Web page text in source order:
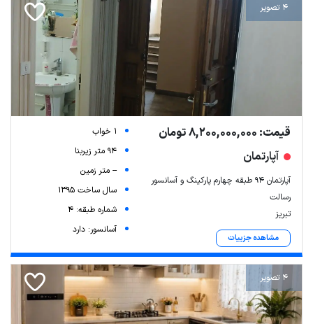
4 تصویر
قیمت: 8,200,000,000 تومان
آپارتمان
آپارتمان ۹۴ طبقه چهارم پارکینگ و آسانسور
رسالت
تبریز
مشاهده جزییات
1 خواب
94 متر زیربنا
-- متر زمین
سال ساخت 1395
شماره طبقه: 4
آسانسور: دارد
4 تصویر